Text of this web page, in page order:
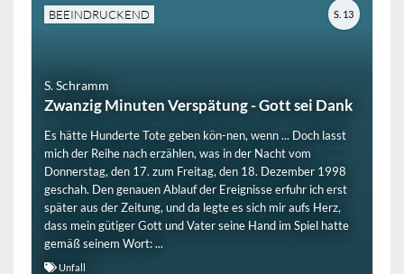
BEEINDRUCKEND
S. Schramm
Zwanzig Minuten Verspätung - Gott sei Dank
Es hätte Hunderte Tote geben kön-nen, wenn ... Doch lasst
mich der Reihe nach erzählen, was in der Nacht vom
Donnerstag, den 17. zum Freitag, den 18. Dezember 1998
geschah. Den genauen Ablauf der Ereignisse erfuhr ich erst
später aus der Zeitung, und da legte es sich mir aufs Herz,
dass mein gütiger Gott und Vater seine Hand im Spiel hatte
gemäß seinem Wort: ...
Unfall
S. 13